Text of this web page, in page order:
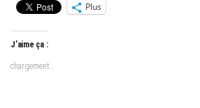
Plus
J’aime ça :
chargement…